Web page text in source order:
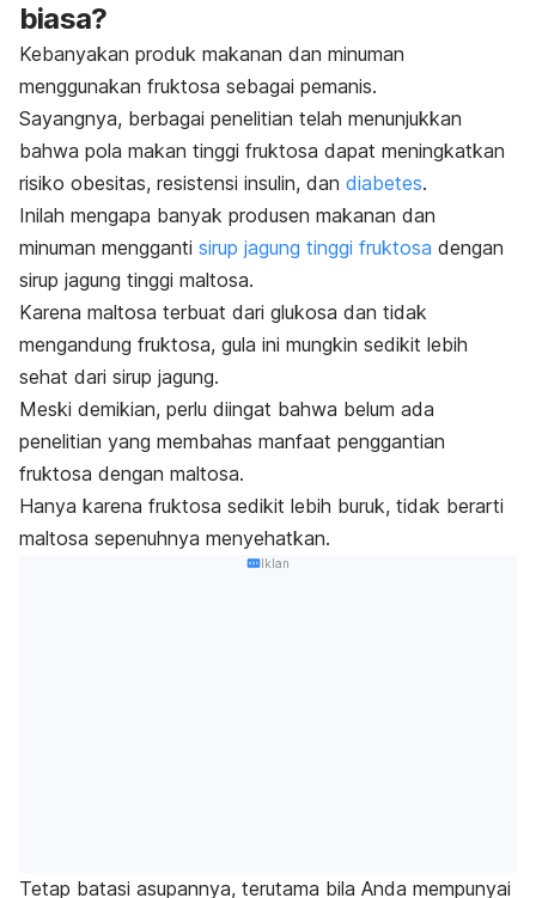
biasa?
Kebanyakan produk makanan dan minuman
menggunakan fruktosa sebagai pemanis.
Sayangnya, berbagai penelitian telah menunjukkan
bahwa pola makan tinggi fruktosa dapat meningkatkan
risiko obesitas, resistensi insulin, dan diabetes.
Inilah mengapa banyak produsen makanan dan
minuman mengganti sirup jagung tinggi fruktosa dengan
sirup jagung tinggi maltosa.
Karena maltosa terbuat dari glukosa dan tidak
mengandung fruktosa, gula ini mungkin sedikit lebih
sehat dari sirup jagung.
Meski demikian, perlu diingat bahwa belum ada
penelitian yang membahas manfaat penggantian
fruktosa dengan maltosa.
Hanya karena fruktosa sedikit lebih buruk, tidak berarti
maltosa sepenuhnya menyehatkan.
Iklan
Tetap batasi asupannya, terutama bila Anda mempunyai